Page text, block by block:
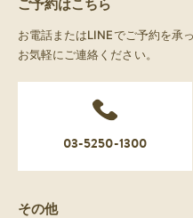
ご予約はこちら
お電話またはLINEでご予約を承
お気軽にご連絡ください。
03-5250-1300
その他